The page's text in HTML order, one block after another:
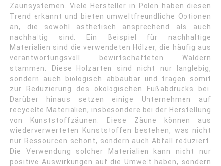
Zaunsystemen. Viele Hersteller in Polen haben diesen
Trend erkannt und bieten umweltfreundliche Optionen
an, die sowohl ästhetisch ansprechend als auch
nachhaltig sind. Ein Beispiel für nachhaltige
Materialien sind die verwendeten Hölzer, die häufig aus
verantwortungsvoll bewirtschafteten Wäldern
stammen. Diese Holzarten sind nicht nur langlebig,
sondern auch biologisch abbaubar und tragen somit
zur Reduzierung des ökologischen Fußabdrucks bei.
Darüber hinaus setzen einige Unternehmen auf
recycelte Materialien, insbesondere bei der Herstellung
von Kunststoffzäunen. Diese Zäune können aus
wiederverwerteten Kunststoffen bestehen, was nicht
nur Ressourcen schont, sondern auch Abfall reduziert.
Die Verwendung solcher Materialien kann nicht nur
positive Auswirkungen auf die Umwelt haben, sondern